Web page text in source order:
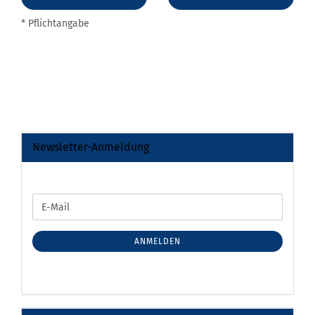
* Pflichtangabe
Newsletter-Anmeldung
ZUR
ANMELDUNG
E-
Mail
ANMELDEN